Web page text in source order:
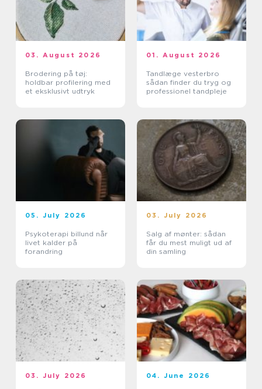
03. August 2026
Brodering på tøj:
holdbar profilering med
et eksklusivt udtryk
01. August 2026
Tandlæge vesterbro
sådan finder du tryg og
professionel tandpleje
05. July 2026
Psykoterapi billund når
livet kalder på
forandring
03. July 2026
Salg af mønter: sådan
får du mest muligt ud af
din samling
03. July 2026 04. June 2026